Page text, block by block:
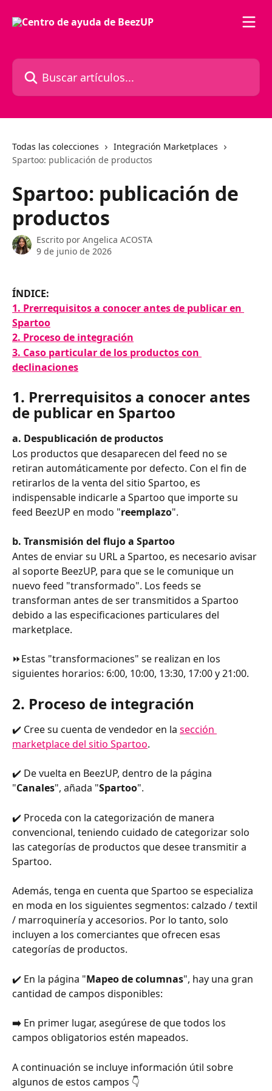
Buscar artículos...
Todas las colecciones
Integración Marketplaces
Spartoo: publicación de productos
Spartoo: publicación de
productos
Escrito por Angelica ACOSTA
9 de junio de 2026
ÍNDICE:
1. Prerrequisitos a conocer antes de publicar en
Spartoo
2. Proceso de integración
3. Caso particular de los productos con
declinaciones
1. Prerrequisitos a conocer antes
de publicar en Spartoo
a. Despublicación de productos
Los productos que desaparecen del feed no se
retiran automáticamente por defecto. Con el fin de
retirarlos de la venta del sitio Spartoo, es
indispensable indicarle a Spartoo que importe su
feed BeezUP en modo "reemplazo".
b. Transmisión del flujo a Spartoo
Antes de enviar su URL a Spartoo, es necesario avisar
al soporte BeezUP, para que se le comunique un
nuevo feed "transformado". Los feeds se
transforman antes de ser transmitidos a Spartoo
debido a las especificaciones particulares del
marketplace.
⏩Estas "transformaciones" se realizan en los
siguientes horarios: 6:00, 10:00, 13:30, 17:00 y 21:00.
2. Proceso de integración
✔️ Cree su cuenta de vendedor en la sección
marketplace del sitio Spartoo.
✔️ De vuelta en BeezUP, dentro de la página
"Canales", añada "Spartoo".
✔️ Proceda con la categorización de manera
convencional, teniendo cuidado de categorizar solo
las categorías de productos que desee transmitir a
Spartoo.
Además, tenga en cuenta que Spartoo se especializa
en moda en los siguientes segmentos: calzado / textil
/ marroquinería y accesorios. Por lo tanto, solo
incluyen a los comerciantes que ofrecen esas
categorías de productos.
✔️ En la página "Mapeo de columnas", hay una gran
cantidad de campos disponibles:
➡️ En primer lugar, asegúrese de que todos los
campos obligatorios estén mapeados.
A continuación se incluye información útil sobre
algunos de estos campos 👇